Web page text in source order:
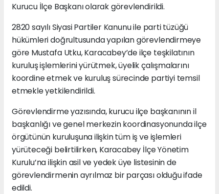
Kurucu İlçe Başkanı olarak görevlendirildi.
2820 sayılı Siyasi Partiler Kanunu ile parti tüzüğü
hükümleri doğrultusunda yapılan görevlendirmeye
göre Mustafa Utku, Karacabey’de ilçe teşkilatının
kuruluş işlemlerini yürütmek, üyelik çalışmalarını
koordine etmek ve kuruluş sürecinde partiyi temsil
etmekle yetkilendirildi.
Görevlendirme yazısında, kurucu ilçe başkanının il
başkanlığı ve genel merkezin koordinasyonunda ilçe
örgütünün kuruluşuna ilişkin tüm iş ve işlemleri
yürüteceği belirtilirken, Karacabey İlçe Yönetim
Kurulu’na ilişkin asil ve yedek üye listesinin de
görevlendirmenin ayrılmaz bir parçası olduğu ifade
edildi.